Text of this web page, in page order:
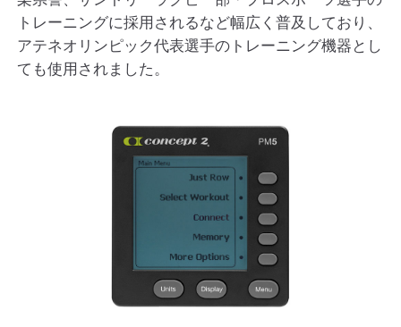
トレーニングに採用されるなど幅広く普及しており、
アテネオリンピック代表選手のトレーニング機器とし
ても使用されました。